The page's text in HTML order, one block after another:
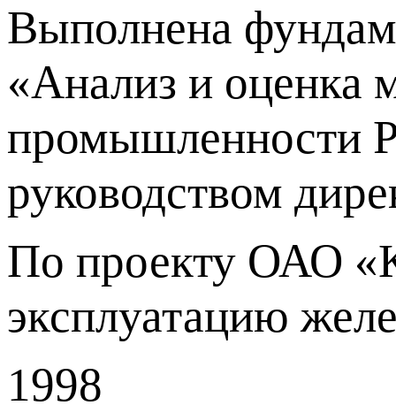
Выполнена
«Анализ и оценка
промышленности
руководством
По проекту ОАО
эксплуатацию
1998